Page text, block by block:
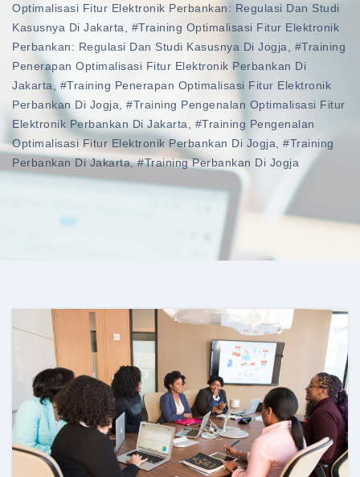
Optimalisasi Fitur Elektronik Perbankan: Regulasi Dan Studi
Kasusnya Di Jakarta
#training Optimalisasi Fitur Elektronik
Perbankan: Regulasi Dan Studi Kasusnya Di Jogja
#training
Penerapan Optimalisasi Fitur Elektronik Perbankan Di
Jakarta, #training Penerapan Optimalisasi Fitur Elektronik
Perbankan Di Jogja
#training Pengenalan Optimalisasi Fitur
Elektronik Perbankan Di Jakarta
#training Pengenalan
Optimalisasi Fitur Elektronik Perbankan Di Jogja
#training
Perbankan Di Jakarta,#training Perbankan Di Jogja